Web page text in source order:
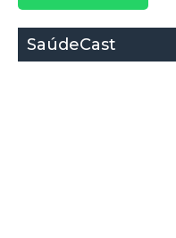
SaúdeCast